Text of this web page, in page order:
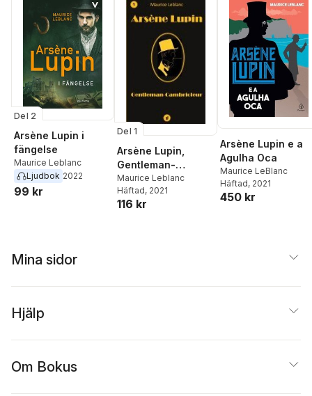
Del 2
Arsène Lupin i
fängelse
Maurice Leblanc
Ljudbok 2022
99 kr
Del 1
Arsène Lupin,
Gentleman-
Cambrioleur
Maurice Leblanc
Häftad, 2021
116 kr
Arsène Lupin e a
Agulha Oca
Maurice LeBlanc
Häftad, 2021
450 kr
Mina sidor
Hjälp
Om Bokus